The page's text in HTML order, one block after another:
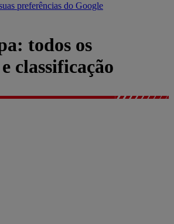
preferências do Google
todos os
classificação